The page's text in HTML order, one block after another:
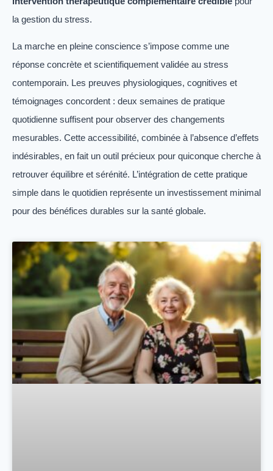
la gestion du stress.
La marche en pleine conscience s’impose comme une
réponse concrète et scientifiquement validée au stress
contemporain. Les preuves physiologiques, cognitives et
témoignages concordent : deux semaines de pratique
quotidienne suffisent pour observer des changements
mesurables. Cette accessibilité, combinée à l’absence d’effets
indésirables, en fait un outil précieux pour quiconque cherche à
retrouver équilibre et sérénité. L’intégration de cette pratique
simple dans le quotidien représente un investissement minimal
pour des bénéfices durables sur la santé globale.